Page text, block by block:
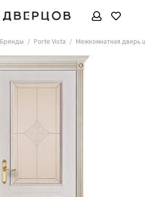
Бренды Porte Vista Межкомнатная дверь